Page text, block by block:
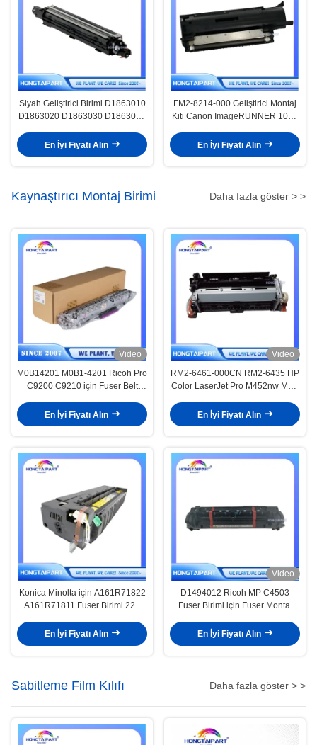
Siyah Geliştirici Birimi D1863010
D1863020 D1863030 D1863040
C4503 C6003 Renkli Lazer Çok
Fonksiyonlu Yazıcı Parçası
En İyi Fiyatı Alın
FM2-8214-000 Geliştirici Montaj
Kiti Canon ImageRUNNER 1023
1025N
En İyi Fiyatı Alın
Kaynaştırıcı Montaj Birimi Daha fazla göster > >
Video
M0B14201 M0B1-4201 Ricoh Pro
C9200 C9210 için Fuser Belt
Ünitesi HONGTAIPART
En İyi Fiyatı Alın
Video
RM2-6461-000CN RM2-6435 HP
Color LaserJet Pro M452nw MFP
Ünitesi
En İyi Fiyatı Alın
Konica Minolta için A161R71822
A161R71811 Fuser Birimi 224
En İyi Fiyatı Alın
Video
D1494012 Ricoh MP C4503
Fuser Birimi için Fuser Montaj
En İyi Fiyatı Alın
Sabitleme Film Kılıfı Daha fazla göster > >